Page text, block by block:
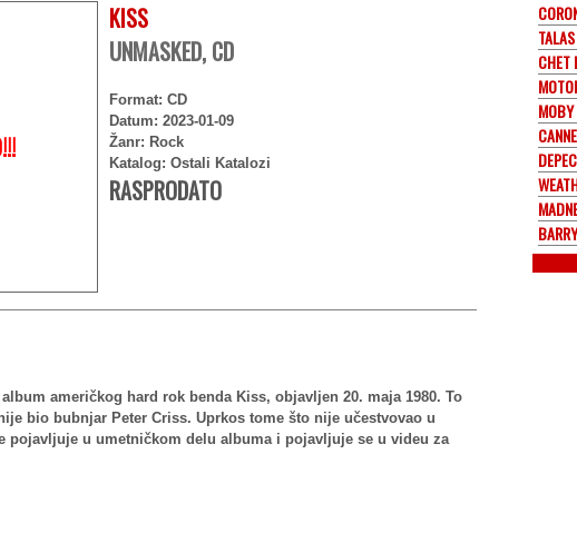
KISS
UNMASKED, CD
Format: CD
Datum: 2023-01-09
Žanr: Rock
Katalog: Ostali Katalozi
RASPRODATO
američkog hard rok benda Kiss, objavljen 20. maja 1980. To
bio bubnjar Peter Criss. Uprkos tome što nije učestvovao u
pojavljuje u umetničkom delu albuma i pojavljuje se u videu za
TALAS
CHET
MOBY